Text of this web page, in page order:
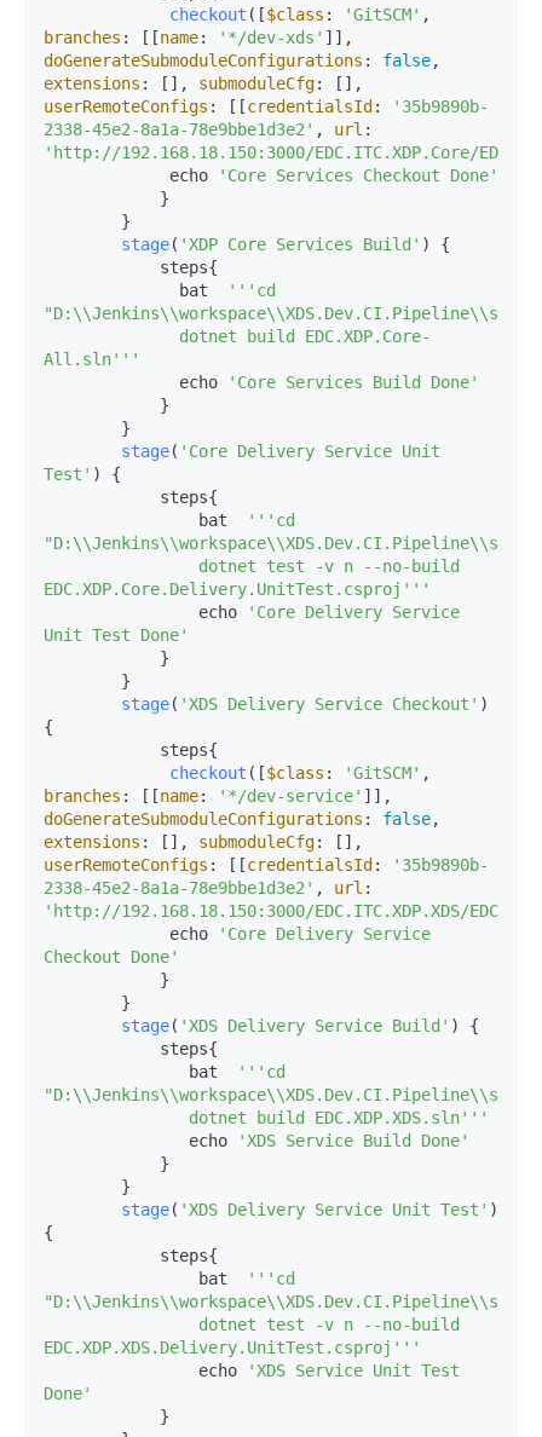
checkout ([$class : 'GitSCM'
branches : [[name: '*/dev-xds'
doGenerateSubmoduleConfigurations : false
extensions : [], submoduleCfg
userRemoteConfigs : [[credentialsId :
'35b9890b-
2338-45e2-8a1a-78e9bbe1d3e2' , url
'http://192.168.18.150:3000/EDC.ITC.XDP.Core/
             echo
'Core Services Checkout Done'
stage( 'XDP Core Services Build' ) {
              bat
'' 'cd
All.sln' ''
              echo
'Core Services Build Done'
stage( 'Core Delivery Service Unit
Test' ) {
                bat
'' 'cd
EDC.XDP.Core.Delivery.UnitTest.csproj' ''
                echo
'Core Delivery Service
Unit Test Done'
stage( 'XDS Delivery Service Checkout' )
{
checkout ([$class : 'GitSCM'
branches : [[name: '*/dev-service'
doGenerateSubmoduleConfigurations : false
extensions : [], submoduleCfg
userRemoteConfigs : [[credentialsId :
'35b9890b-
2338-45e2-8a1a-78e9bbe1d3e2' , url
'http://192.168.18.150:3000/EDC.ITC.XDP.XDS/
             echo
'Core Delivery Service
Checkout Done'
stage( 'XDS Delivery Service Build' ) {
               bat
'' 'cd
               dotnet build EDC.XDP.XDS.sln'
''
               echo
'XDS Service Build Done'
stage( 'XDS Delivery Service Unit Test' )
{
                bat
'' 'cd
EDC.XDP.XDS.Delivery.UnitTest.csproj' ''
                echo
'XDS Service Unit Test
Done'